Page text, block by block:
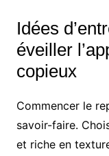
Idées
éveiller
copieux
Commencer le
savoir-faire.
et riche en